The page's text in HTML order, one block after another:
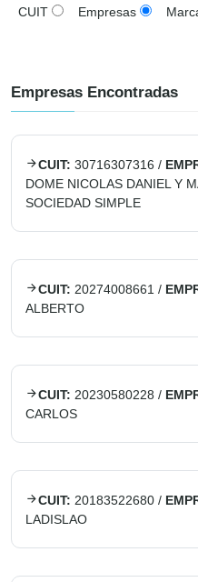
CUIT Empresas
Empresas Encontradas
CUIT: 30716307316 /
DOME NICOLAS DANIEL Y
SOCIEDAD SIMPLE
CUIT: 20274008661 /
ALBERTO
CUIT: 20230580228 /
CARLOS
CUIT: 20183522680 /
LADISLAO